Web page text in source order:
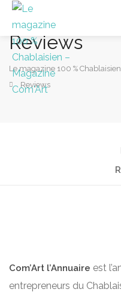
All Categories
Reviews
Le magazine 100 %
Reviews
Com’Art l’Annuaire est
entrepreneurs du